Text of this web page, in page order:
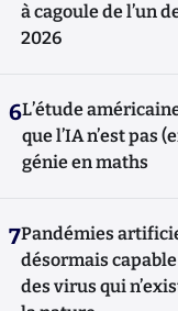
à cagoule de l’un
2026
6L’étude
que l’IA n’est pas
génie en maths
7Pandémies
désormais
des virus qui